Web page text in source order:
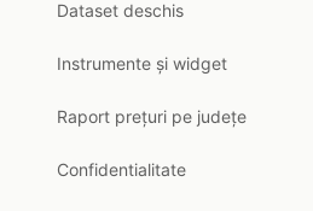
Dataset deschis
Instrumente și widget
Raport prețuri pe județe
Confidentialitate